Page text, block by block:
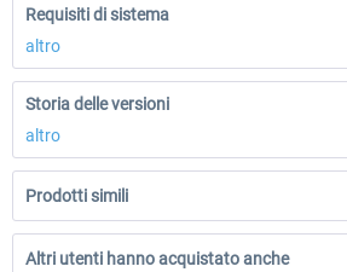
Requisiti di sistema
altro
Storia delle versioni
altro
Prodotti simili
Altri utenti hanno acquistato anche